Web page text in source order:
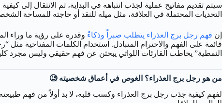
سيتم تقديم مفاتيح عملية لجذب انتباهه في البداية، ثم الانتقال إلى
التحديات المحتملة في العلاقة، مثل ميله للنقد أو حاجته للمساحة
إن فهم رجل برج العذراء يتطلب صبراً وذكاءً وقدرة على رؤية ما وراء
قائمة على الفهم والاحترام المتبادل. استخدام الكلمات المفتاحية
النمطية” يخاطب القارئات اللواتي يبحثن عن فهم حقيقي وليس مجرد
من هو رجل برج العذراء؟ الغوص في أعماق شخصيته 🧐
لفهم كيفية جذب رجل برج العذراء وكسب قلبه، لا بد أولاً من فهم